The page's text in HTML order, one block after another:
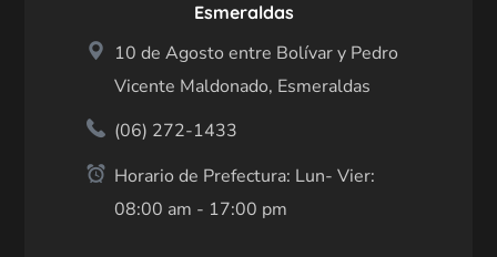
Esmeraldas
10 de Agosto entre Bolívar y Pedro
Vicente Maldonado, Esmeraldas
(06) 272-1433
Horario de Prefectura: Lun- Vier:
08:00 am - 17:00 pm